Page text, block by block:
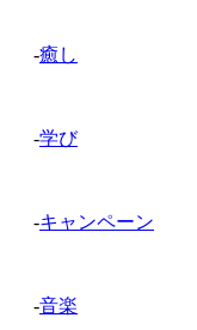
-癒し
-学び
-キャンペーン
-音楽